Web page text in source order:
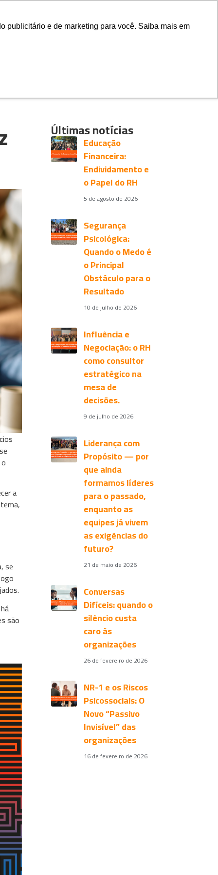
publicitário e de marketing para você. Saiba mais em
Fale Conosco Associe-se
a
se
são
Últimas notícias
Educação
Financeira:
Endividamento e
o Papel do RH
5 de agosto de 2026
Segurança
Psicológica:
Quando o Medo é
o Principal
Obstáculo para o
Resultado
10 de julho de 2026
Influência e
Negociação: o RH
como consultor
estratégico na
mesa de
decisões.
9 de julho de 2026
Liderança com
Propósito — por
que ainda
formamos líderes
para o passado,
enquanto as
equipes já vivem
as exigências do
futuro?
21 de maio de 2026
Conversas
Difíceis: quando o
silêncio custa
caro às
organizações
26 de fevereiro de 2026
NR-1 e os Riscos
Psicossociais: O
Novo “Passivo
Invisível” das
organizações
16 de fevereiro de 2026